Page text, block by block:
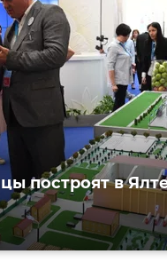
построят в